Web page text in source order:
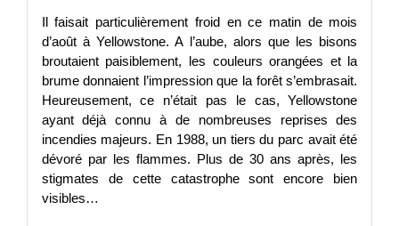
Il faisait particulièrement froid en ce matin de mois
d’août à Yellowstone. A l’aube, alors que les bisons
broutaient paisiblement, les couleurs orangées et la
brume donnaient l’impression que la forêt s’embrasait.
Heureusement, ce n’était pas le cas, Yellowstone
ayant déjà connu à de nombreuses reprises des
incendies majeurs. En 1988, un tiers du parc avait été
dévoré par les flammes. Plus de 30 ans après, les
stigmates de cette catastrophe sont encore bien
visibles…